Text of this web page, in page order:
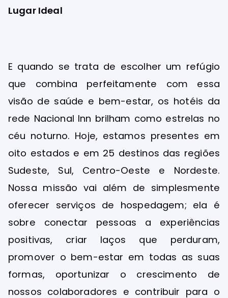
Lugar Ideal
E quando se trata de escolher um refúgio
que combina perfeitamente com essa
visão de saúde e bem-estar, os hotéis da
rede Nacional Inn brilham como estrelas no
céu noturno. Hoje, estamos presentes em
oito estados e em 25 destinos das regiões
Sudeste, Sul, Centro-Oeste e Nordeste.
Nossa missão vai além de simplesmente
oferecer serviços de hospedagem; ela é
sobre conectar pessoas a experiências
positivas, criar laços que perduram,
promover o bem-estar em todas as suas
formas, oportunizar o crescimento de
nossos colaboradores e contribuir para o